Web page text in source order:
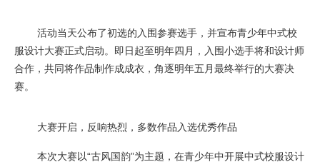
活动当天公布了初选的入围参赛选手，并宣布青少年中式校
服设计大赛正式启动。即日起至明年四月，入围小选手将和设计师
合作，共同将作品制作成成衣，角逐明年五月最终举行的大赛决
赛。
大赛开启，反响热烈，多数作品入选优秀作品
本次大赛以“古风国韵”为主题，在青少年中开展中式校服设计